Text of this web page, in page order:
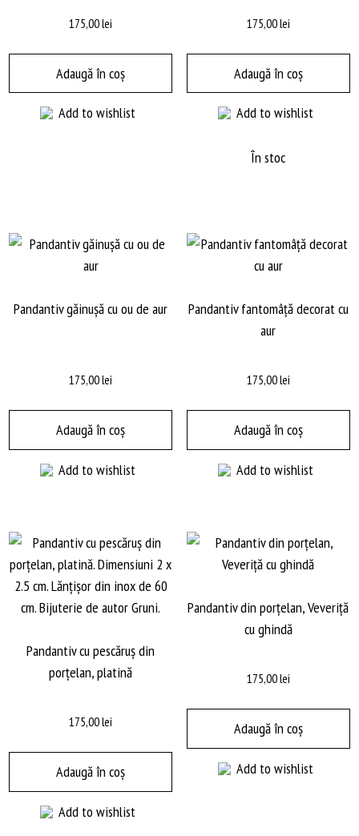
175,00lei
Adaugă în coș
Add to wishlist
175,00lei
Adaugă în coș
Add to wishlist
În stoc
Pandantiv găinușă cu ou de aur
175,00lei
Adaugă în coș
Add to wishlist
Pandantiv fantomâță decorat cu
aur
175,00lei
Adaugă în coș
Add to wishlist
Pandantiv cu pescăruș din
porțelan, platină
175,00lei
Adaugă în coș
Add to wishlist
Pandantiv din porțelan, Veveriță
cu ghindă
175,00lei
Adaugă în coș
Add to wishlist